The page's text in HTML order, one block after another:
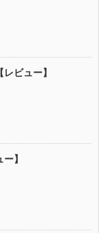
ビュー】
】